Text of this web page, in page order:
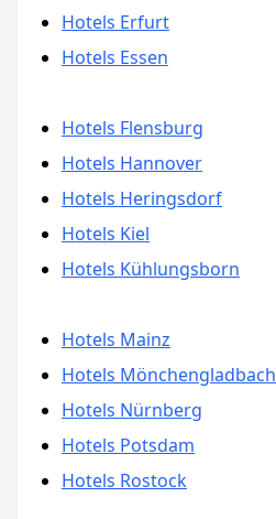
Hotels Erfurt
Hotels Essen
Hotels Flensburg
Hotels Hannover
Hotels Heringsdorf
Hotels Kiel
Hotels Kühlungsborn
Hotels Mainz
Hotels Mönchengladbach
Hotels Nürnberg
Hotels Potsdam
Hotels Rostock